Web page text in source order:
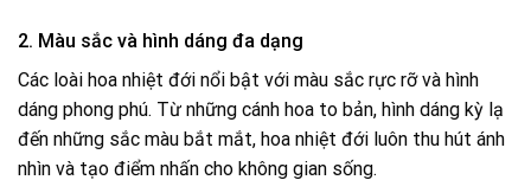
2. Màu sắc và hình dáng đa dạng
Các loài hoa nhiệt đới nổi bật với màu sắc rực rỡ và hình
dáng phong phú. Từ những cánh hoa to bản, hình dáng kỳ lạ
đến những sắc màu bắt mắt, hoa nhiệt đới luôn thu hút ánh
nhìn và tạo điểm nhấn cho không gian sống.